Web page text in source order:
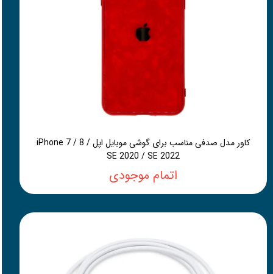
کاور مدل صدفی مناسب برای گوشی موبایل اپل iPhone 7 / 8 /
SE 2020 / SE 2022
اتمام موجودی